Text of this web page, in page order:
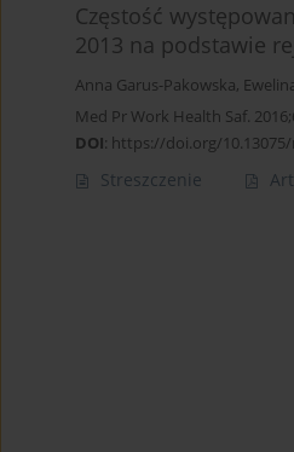
Częstość
2013 na podstawie
Anna Garus-Pakowska,
Med Pr Work Health Saf.
DOI: https://doi.org/10.13075/
Streszczenie